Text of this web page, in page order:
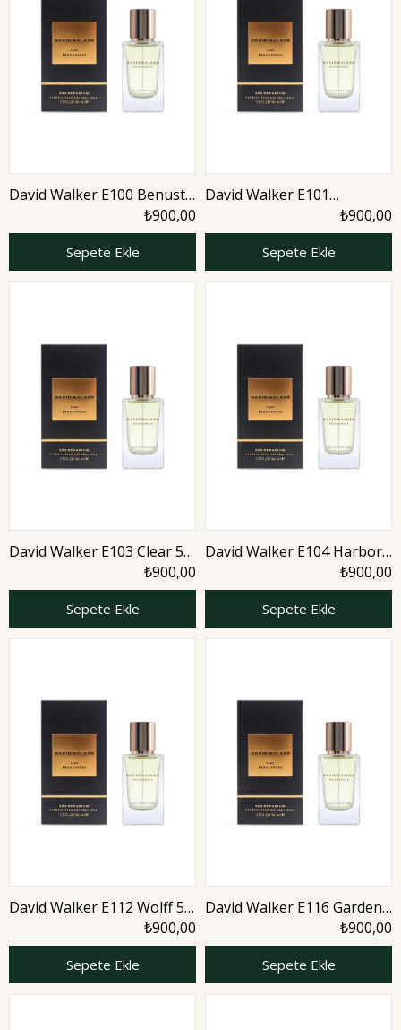
David Walker E100 Benust
50 ml Erkek Parfüm | Citrus
₺900,00
Sepete Ekle
David Walker E101
Dominnon 50 ml Erkek
Parfüm | Woody
₺900,00
Sepete Ekle
David Walker E103 Clear 50
ml Erkek Parfüm | Nature
₺900,00
Sepete Ekle
David Walker E104 Harbor
50 ml Erkek Parfüm |
Aromatic
₺900,00
Sepete Ekle
David Walker E112 Wolff 50
ml Erkek Parfüm | Citrus
₺900,00
Sepete Ekle
David Walker E116 Gardens
50 ml Erkek Parfüm | Citrus
₺900,00
Sepete Ekle